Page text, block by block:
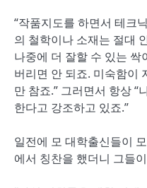
“작품지도를 하면서 테크
의 철학이나 소재는 절대
나중에 더 잘할 수 있는 싹
버리면 안 되죠. 미숙함이
만 참죠.” 그러면서 항상
한다고 강조하고 있죠.”
일전에 모 대학출신들이
에서 칭찬을 했더니 그들